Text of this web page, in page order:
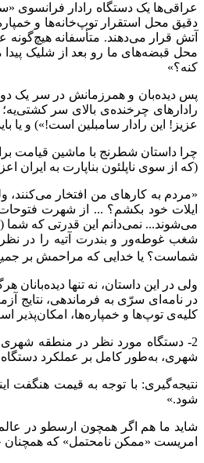
عراقی‌ها یک دستگاه رادار فرانسوی
آتش قرار می‌دهند. متأسفانه
محل قبضه‌های ما رو بعد از شلیک
کنه؟»
پس دیده‌بان و همرزمانش در سر یک
رادارهای چرخنده‌ی بالای سر کشتی‌یه؛
عزیز! این رادار سامبلین است!») و یا
چرا داستان شطرنج با ماشین قیامت
(که از سوی ناپلئون بناپارت به ایران اعزام شده بود، در سال 1221 ه.ق در اردوگاه جنگی عباس
«مردم به کارهای من افتخار
ایلات خود بکشم؟ ... از شهرت
می‌شوند... نمی‌دانم این قدرتی که
شغب غوطه‌ور و بندرت آتیه را در
شماست؟ یا خدایی که مراحمش بر جمیع
ولی در این داستان، نه تنها
کلیه‌ی توپ‌ها و خمپاره‌ها، امکان‌پذیر
شهری، به‌طور کامل بر عملکرد دستگاه،
نتیجه‌گیری: با توجه به قیمت هنگفت
شود.»
شاید ما هم اگر همچون ارسطو در
امریست «ممکن نامحتمل» که همچنان